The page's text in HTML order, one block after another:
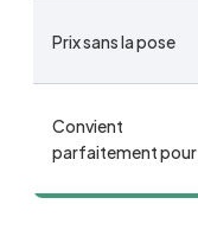
Prix sans la pose
Convient
parfaitement pour